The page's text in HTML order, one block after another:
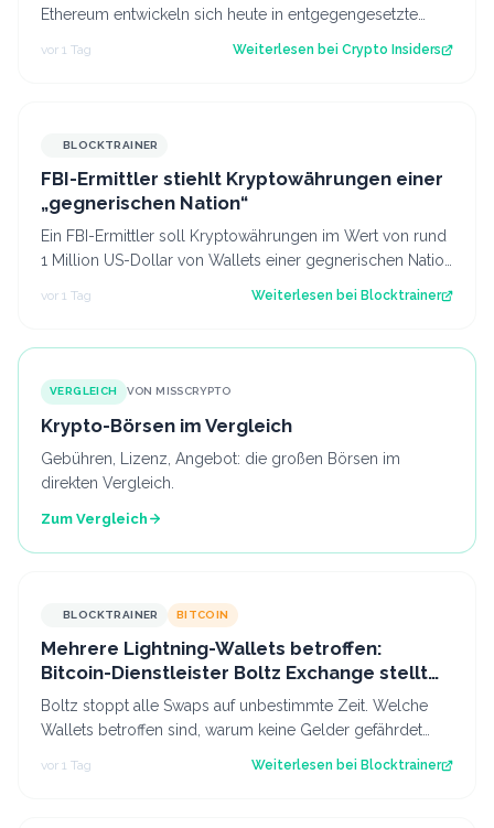
Ethereum entwickeln sich heute in entgegengesetzte
vor 1 Tag Weiterlesen bei Crypto Insiders
BLOCKTRAINER
FBI-Ermittler stiehlt Kryptowährungen einer
„gegnerischen Nation“
Ein FBI-Ermittler soll Kryptowährungen im Wert von rund
1 Million US-Dollar von Wallets einer gegnerischen Nation
vor 1 Tag Weiterlesen bei Blocktrainer
VERGLEICH VON MISSCRYPTO
Krypto-Börsen im Vergleich
Gebühren, Lizenz, Angebot: die großen Börsen im
direkten Vergleich.
Zum Vergleich
BLOCKTRAINER BITCOIN
Mehrere Lightning-Wallets betroffen:
Bitcoin-Dienstleister Boltz Exchange stellt
Swap-Service ein
Boltz stoppt alle Swaps auf unbestimmte Zeit. Welche
Wallets betroffen sind, warum keine Gelder gefährdet
vor 1 Tag Weiterlesen bei Blocktrainer